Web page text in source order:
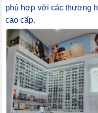
phù hợp với các thương
cao cấp.